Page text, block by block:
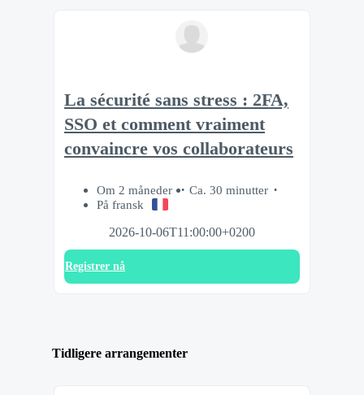
La sécurité sans stress : 2FA,
SSO et comment vraiment
convaincre vos collaborateurs
Om 2 måneder
Ca. 30 minutter
På fransk
2026-10-06T11:00:00+0200
Registrer nå
Tidligere arrangementer